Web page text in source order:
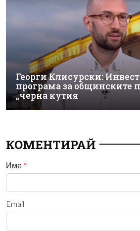
Георги Клисурски:
програма за общинските
„черна кутия
КОМЕНТИРАЙ
Име *
Email